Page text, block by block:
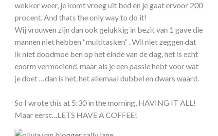
wekker weer, je komt vroeg uit bed en je gaat ervoor 200
procent. And thats the only way to do it!
Wij vrouwen zijn dan ook gelukkig in bezit van 1 gave die
mannen niet hebben “multitasken” . Wil niet zeggen dat
ik niet doodmoe ben op het einde van de dag, het is echt
enorm vermoeiend, maar als je een passie hebt voor wat
je doet …dan is het, het allemaal dubbel en dwars waard.
So I wrote this at 5:30 in the morning, HAVING IT ALL!
Maar eerst…LETS HAVE A COFFEE!